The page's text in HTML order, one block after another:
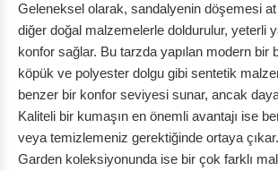
Geleneksel olarak, sandalyenin döşemesi at
diğer doğal malzemelerle doldurulur, yeterli
konfor sağlar. Bu tarzda yapılan modern bir
köpük ve polyester dolgu gibi sentetik
benzer bir konfor seviyesi sunar, ancak
Kaliteli bir kumaşın en önemli avantajı ise
veya temizlemeniz gerektiğinde ortaya
Garden koleksiyonunda ise bir çok farklı